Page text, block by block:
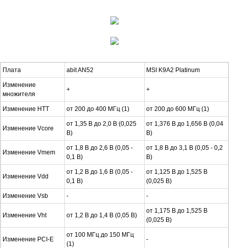
Плата abit AN52 MSI K9A2 Platinum
Изменение
множителя
+ +
Изменение HTT от 200 до 400 МГц (1) от 200 до 600 МГц (1)
Изменение Vcore
от 1,35 В до 2,0 В (0,025
В)
от 1,376 В до 1,656 В (0,04
В)
Изменение Vmem
от 1,8 В до 2,6 В (0,05 -
0,1 В)
от 1,8 В до 3,1 В (0,05 - 0,2
В)
Изменение Vdd
от 1,2 В до 1,6 В (0,05 -
0,1 В)
от 1,125 В до 1,525 В
(0,025 В)
Изменение Vsb - -
Изменение Vht от 1,2 В до 1,4 В (0,05 В)
от 1,175 В до 1,525 В
(0,025 В)
Изменение PCI-E
от 100 МГц до 150 МГц
(1)
-